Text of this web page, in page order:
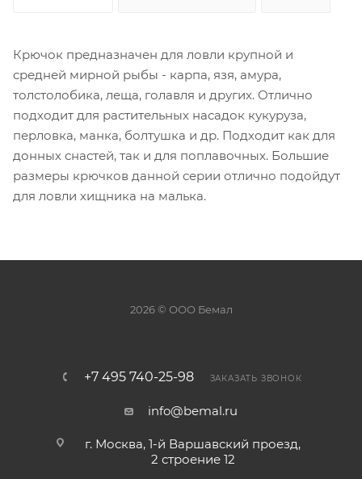
Крючок предназначен для ловли крупной и
средней мирной рыбы - карпа, язя, амура,
толстолобика, леща, голавля и других. Отлично
подходит для растительных насадок кукуруза,
перловка, манка, болтушка и др. Подходит как для
донных снастей, так и для поплавочных. Большие
размеры крючков данной серии отлично подойдут
для ловли хищника на малька.
2026 © ООО Бемал
+7 495 740-25-98 ЗАКАЗАТЬ ЗВОНОК
info@bemal.ru
г. Москва, 1-й Варшавский проезд,
2 строение 12